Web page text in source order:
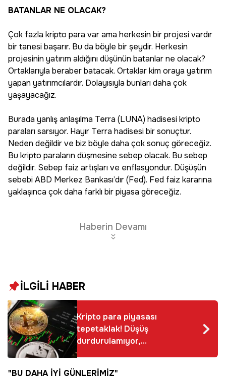
BATANLAR NE OLACAK?
Çok fazla kripto para var ama herkesin bir projesi vardır
bir tanesi başarır. Bu da böyle bir şeydir. Herkesin
projesinin yatırım aldığını düşünün batanlar ne olacak?
Ortaklarıyla beraber batacak. Ortaklar kim oraya yatırım
yapan yatırımcılardır. Dolayısıyla bunları daha çok
yaşayacağız.
Burada yanlış anlaşılma Terra (LUNA) hadisesi kripto
paraları sarsıyor. Hayır Terra hadisesi bir sonuçtur.
Neden değildir ve biz böyle daha çok sonuç göreceğiz.
Bu kripto paraların düşmesine sebep olacak. Bu sebep
değildir. Sebep faiz artışları ve enflasyondur. Düşüşün
sebebi ABD Merkez Bankası’dır (Fed). Fed faiz kararına
yaklaşınca çok daha farklı bir piyasa göreceğiz.
Haberin Devamı
İLGİLİ HABER
Kripto para piyasası
tepetaklak! Düşüş
durdurulamıyor,
Bitcoin, Ethereum,
"BU DAHA İYİ GÜNLERİMİZ"